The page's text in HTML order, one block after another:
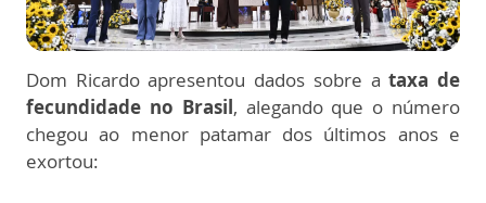
Dom Ricardo apresentou dados sobre ataxa de
fecundidade no Brasil, alegando que o número
chegou ao menor patamar dos últimos anos e
exortou: